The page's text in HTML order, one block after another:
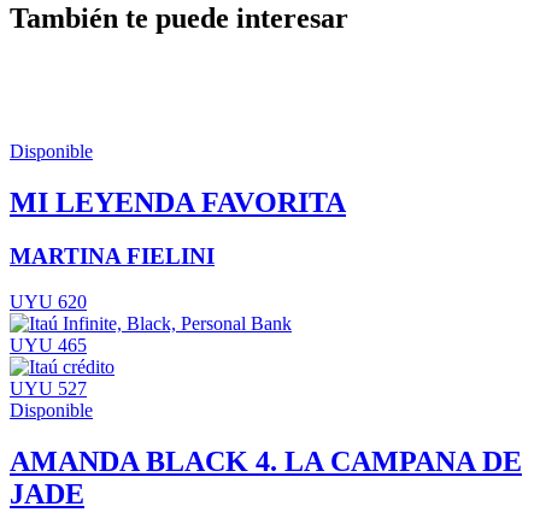
También te puede interesar
Disponible
MI LEYENDA FAVORITA
MARTINA FIELINI
UYU 620
UYU 465
UYU 527
Disponible
AMANDA BLACK 4. LA CAMPANA DE
JADE